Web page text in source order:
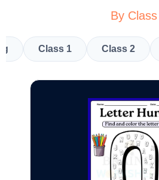
By Class
Class 1 Class 2